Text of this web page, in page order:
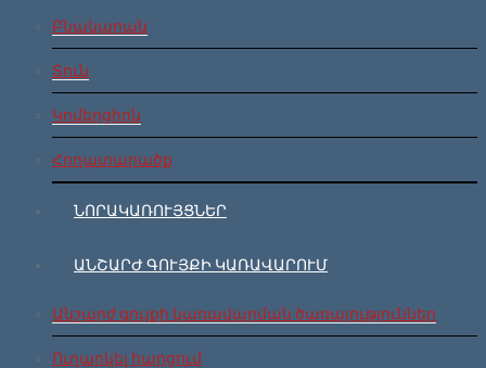
Բնակարան
Տուն
Կոմերցիոն
Հողատարածք
ՆՈՐԱԿԱՌՈՒՅՑՆԵՐ
ԱՆՇԱՐԺ ԳՈՒՅՔԻ ԿԱՌԱՎԱՐՈՒՄ
Անշարժ գույքի կառավարման ծառայություններ
Ուղարկել հարցում